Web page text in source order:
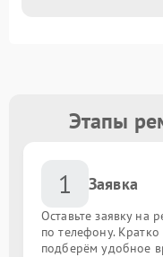
Этапы
1 Заявка
Оставьте заявку на
по телефону.
подберём удобное